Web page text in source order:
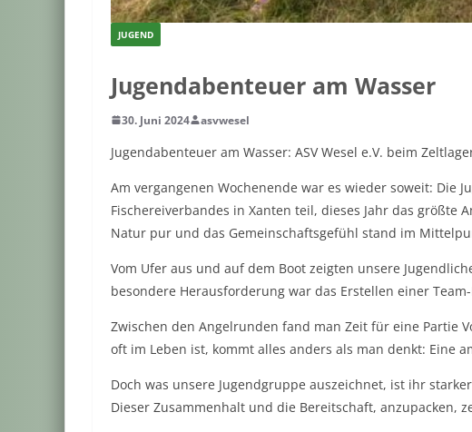
JUGEND
Jugendabenteuer am Wasser
30. Juni 2024 asvwesel
Jugendabenteuer am Wasser: ASV Wesel e.V. beim
Am vergangenen Wochenende war es wieder soweit: Die
Fischereiverbandes in Xanten teil, dieses Jahr das
Natur pur und das Gemeinschaftsgefühl stand im
Vom Ufer aus und auf dem Boot zeigten unsere
besondere Herausforderung war das Erstellen einer
Zwischen den Angelrunden fand man Zeit für eine Partie
oft im Leben ist, kommt alles anders als man denkt: Eine
Doch was unsere Jugendgruppe auszeichnet, ist ihr
Dieser Zusammenhalt und die Bereitschaft, anzupacken,